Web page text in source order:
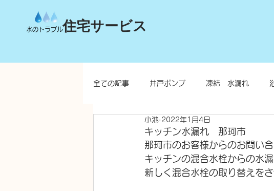
水のトラブル住宅サービス
全ての記事 井戸ポンプ 凍結 水漏れ
洗面所 お風呂
水栓柱・不凍水栓柱
キッチン水漏れ 那珂市
小池 2022年1月4日
那珂市のお客様からのお問い合
キッチンの混合水栓からの水漏
新しく混合水栓の取り替えを